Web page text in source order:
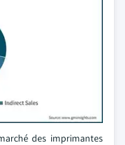
des imprimantes